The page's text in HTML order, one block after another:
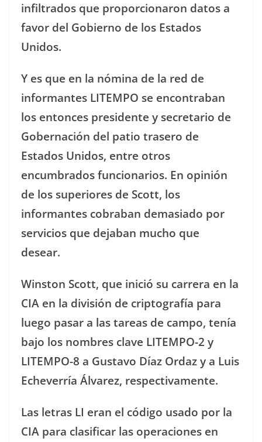
infiltrados que proporcionaron datos a
favor del Gobierno de los Estados
Unidos.
Y es que en la nómina de la red de
informantes LITEMPO se encontraban
los entonces presidente y secretario de
Gobernación del patio trasero de
Estados Unidos, entre otros
encumbrados funcionarios. En opinión
de los superiores de Scott, los
informantes cobraban demasiado por
servicios que dejaban mucho que
desear.
Winston Scott, que inició su carrera en la
CIA en la división de criptografía para
luego pasar a las tareas de campo, tenía
bajo los nombres clave LITEMPO-2 y
LITEMPO-8 a Gustavo Díaz Ordaz y a Luis
Echeverría Álvarez, respectivamente.
Las letras LI eran el código usado por la
CIA para clasificar las operaciones en